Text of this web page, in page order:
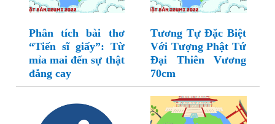
Phân tích bài thơ
“Tiến sĩ giấy”: Từ
mỉa mai đến sự thật
đắng cay
Tương Tự Đặc Biệt
Với Tượng Phật Tứ
Đại Thiên Vương
70cm